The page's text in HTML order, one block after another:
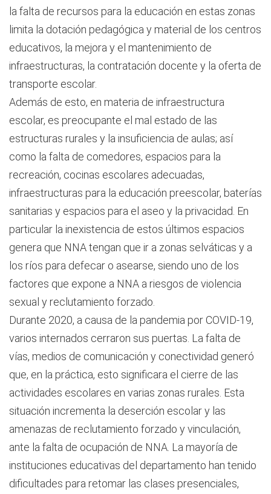
la falta de recursos para la educación en estas zonas
limita la dotación pedagógica y material de los centros
educativos, la mejora y el mantenimiento de
infraestructuras, la contratación docente y la oferta de
transporte escolar.
Además de esto, en materia de infraestructura
escolar, es preocupante el mal estado de las
estructuras rurales y la insuficiencia de aulas; así
como la falta de comedores, espacios para la
recreación, cocinas escolares adecuadas,
infraestructuras para la educación preescolar, baterías
sanitarias y espacios para el aseo y la privacidad. En
particular la inexistencia de estos últimos espacios
genera que NNA tengan que ir a zonas selváticas y a
los ríos para defecar o asearse, siendo uno de los
factores que expone a NNA a riesgos de violencia
sexual y reclutamiento forzado.
Durante 2020, a causa de la pandemia por COVID-19,
varios internados cerraron sus puertas. La falta de
vías, medios de comunicación y conectividad generó
que, en la práctica, esto significara el cierre de las
actividades escolares en varias zonas rurales. Esta
situación incrementa la deserción escolar y las
amenazas de reclutamiento forzado y vinculación,
ante la falta de ocupación de NNA. La mayoría de
instituciones educativas del departamento han tenido
dificultades para retomar las clases presenciales,